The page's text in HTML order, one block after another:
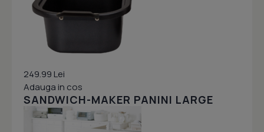
249.99 Lei
Adauga in cos
SANDWICH-MAKER PANINI LARGE